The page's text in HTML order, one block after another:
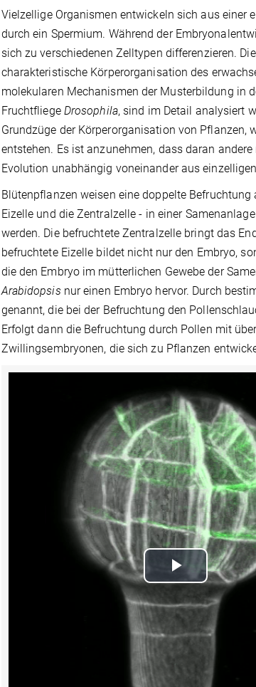
Vielzellige Organismen entwickeln sich aus einer
durch ein Spermium. Während der
sich zu verschiedenen Zelltypen differenzieren.
charakteristische Körperorganisation des
molekularen Mechanismen der Musterbildung in
Fruchtfliege Drosophila, sind im Detail analysiert
Grundzüge der Körperorganisation von Pflanzen,
entstehen. Es ist anzunehmen, dass daran
Evolution unabhängig voneinander aus
Blütenpflanzen weisen eine doppelte
Eizelle und die Zentralzelle - in einer
werden. Die befruchtete Zentralzelle bringt das
befruchtete Eizelle bildet nicht nur den Embryo,
die den Embryo im mütterlichen Gewebe der
Arabidopsis nur einen Embryo hervor. Durch
genannt, die bei der Befruchtung den
Erfolgt dann die Befruchtung durch Pollen mit
Zwillingsembryonen, die sich zu Pflanzen
Play
Video